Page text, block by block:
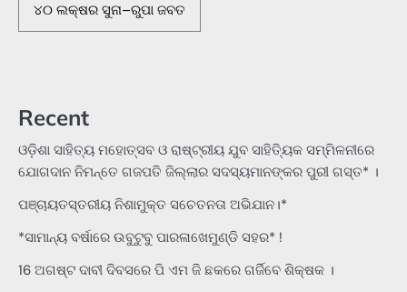
୪୦ ଲକ୍ଷର ସୁନା–ରୁପା ଜବତ
Recent
ଓଡ଼ିଶା ସାହିତ୍ୟ ମହୋତ୍ସବ ଓ ରାଷ୍ଟ୍ରୀୟ ଯୁବ ସାହିତ୍ୟିକ ସମ୍ମିଳନୀରେ
ଯୋଗଦାନ ନିମନ୍ତେ ଗଜପତି ଜିଲ୍ଲାର ସଦସ୍ୟମାନଙ୍କର ପୁରୀ ଗସ୍ତ* ।
ପଞ୍ଚାୟତସ୍ତରୀୟ ନିଶାମୁକ୍ତ ସଚେତନତା ଅଭିଯାନ।*
*ସାମାନ୍ୟ ବର୍ଷାରେ ଉବୁଟୁବୁ ପାରଳାଖେମୁଣ୍ଡି ସହର* !
16 ଅଗଷ୍ଟ ଦାବୀ ଦିବସରେ ପି ଏମ ଜି ଛକରେ ଗର୍ଜିବେ ଶିକ୍ଷକ ।